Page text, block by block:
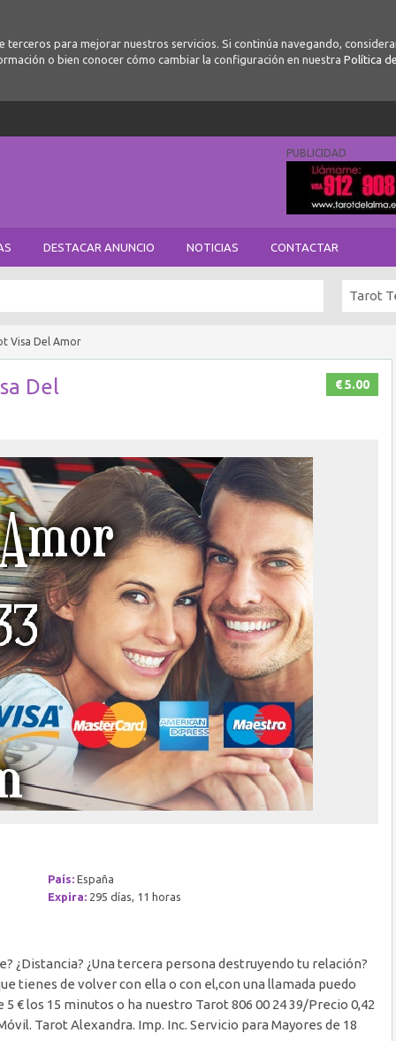
terceros para mejorar nuestros servicios. Si continúa navegando,
o bien conocer cómo cambiar la configuración en nuestra Política
PUBLICIDAD
DESTACAR ANUNCIO NOTICIAS CONTACTAR
Tarot
Visa Del Amor
€ 5.00
Del
País: España
Expira: 295 días, 11 horas
¿Distancia? ¿Una tercera persona destruyendo tu relación?
tienes de volver con ella o con el,con una llamada puedo
€ los 15 minutos o ha nuestro Tarot 806 00 24 39/Precio 0,42
Tarot Alexandra. Imp. Inc. Servicio para Mayores de 18